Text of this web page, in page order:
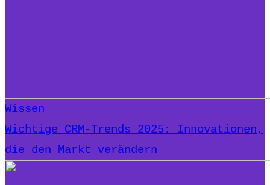
Wissen
Wichtige CRM-Trends 2025: Innovationen,
die den Markt verändern